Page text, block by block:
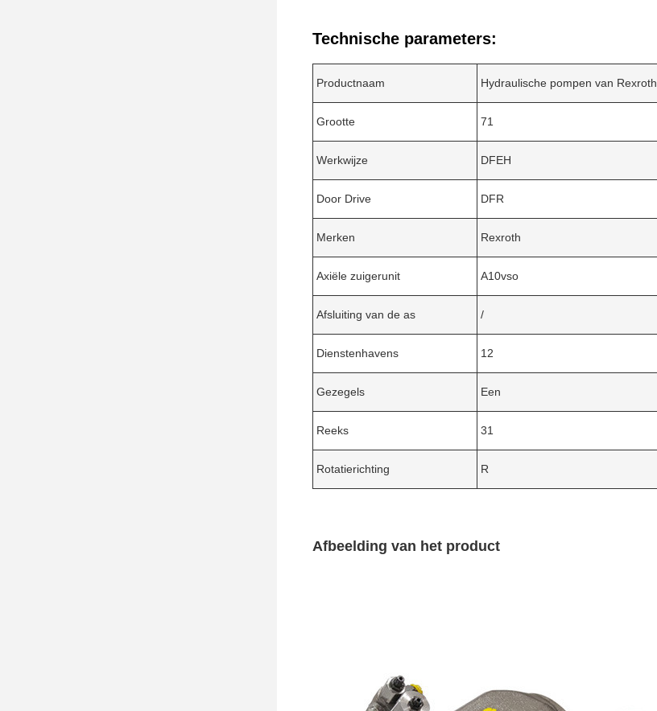
Technische parameters:
Productnaam Hydraulische pompen van Rexroth
Grootte 71
Werkwijze DFEH
Door Drive DFR
Merken Rexroth
Axiële zuigerunit A10vso
Afsluiting van de as /
Dienstenhavens 12
Gezegels Een
Reeks 31
Rotatierichting R
Afbeelding van het product